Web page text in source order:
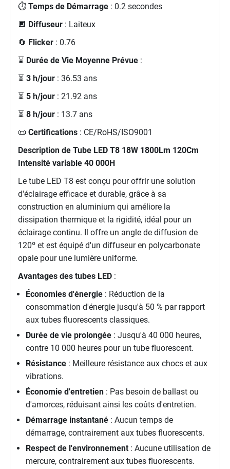
⏱️ Temps de Démarrage: 0.2 secondes
🔲 Diffuseur: Laiteux
🔄 Flicker: 0.76
⌛ Durée de Vie Moyenne Prévue:
⏳ 3 h/jour: 36.53 ans
⏳ 5 h/jour: 21.92 ans
⏳ 8 h/jour: 13.7 ans
📜 Certifications: CE/RoHS/ISO9001
Description de Tube LED T8 18W 1800Lm 120Cm
Intensité variable 40 000H
Le tube LED T8 est conçu pour offrir une solution
d'éclairage efficace et durable, grâce à sa
construction en aluminium qui améliore la
dissipation thermique et la rigidité, idéal pour un
éclairage continu. Il offre un angle de diffusion de
120º et est équipé d'un diffuseur en polycarbonate
opale pour une lumière uniforme.
Avantages des tubes LED:
Économies d'énergie: Réduction de la
consommation d'énergie jusqu'à 50 % par rapport
aux tubes fluorescents classiques.
Durée de vie prolongée: Jusqu'à 40 000 heures,
contre 10 000 heures pour un tube fluorescent.
Résistance: Meilleure résistance aux chocs et aux
vibrations.
Économie d'entretien: Pas besoin de ballast ou
d'amorces, réduisant ainsi les coûts d'entretien.
Démarrage instantané: Aucun temps de
démarrage, contrairement aux tubes fluorescents.
Respect de l'environnement: Aucune utilisation de
mercure, contrairement aux tubes fluorescents.